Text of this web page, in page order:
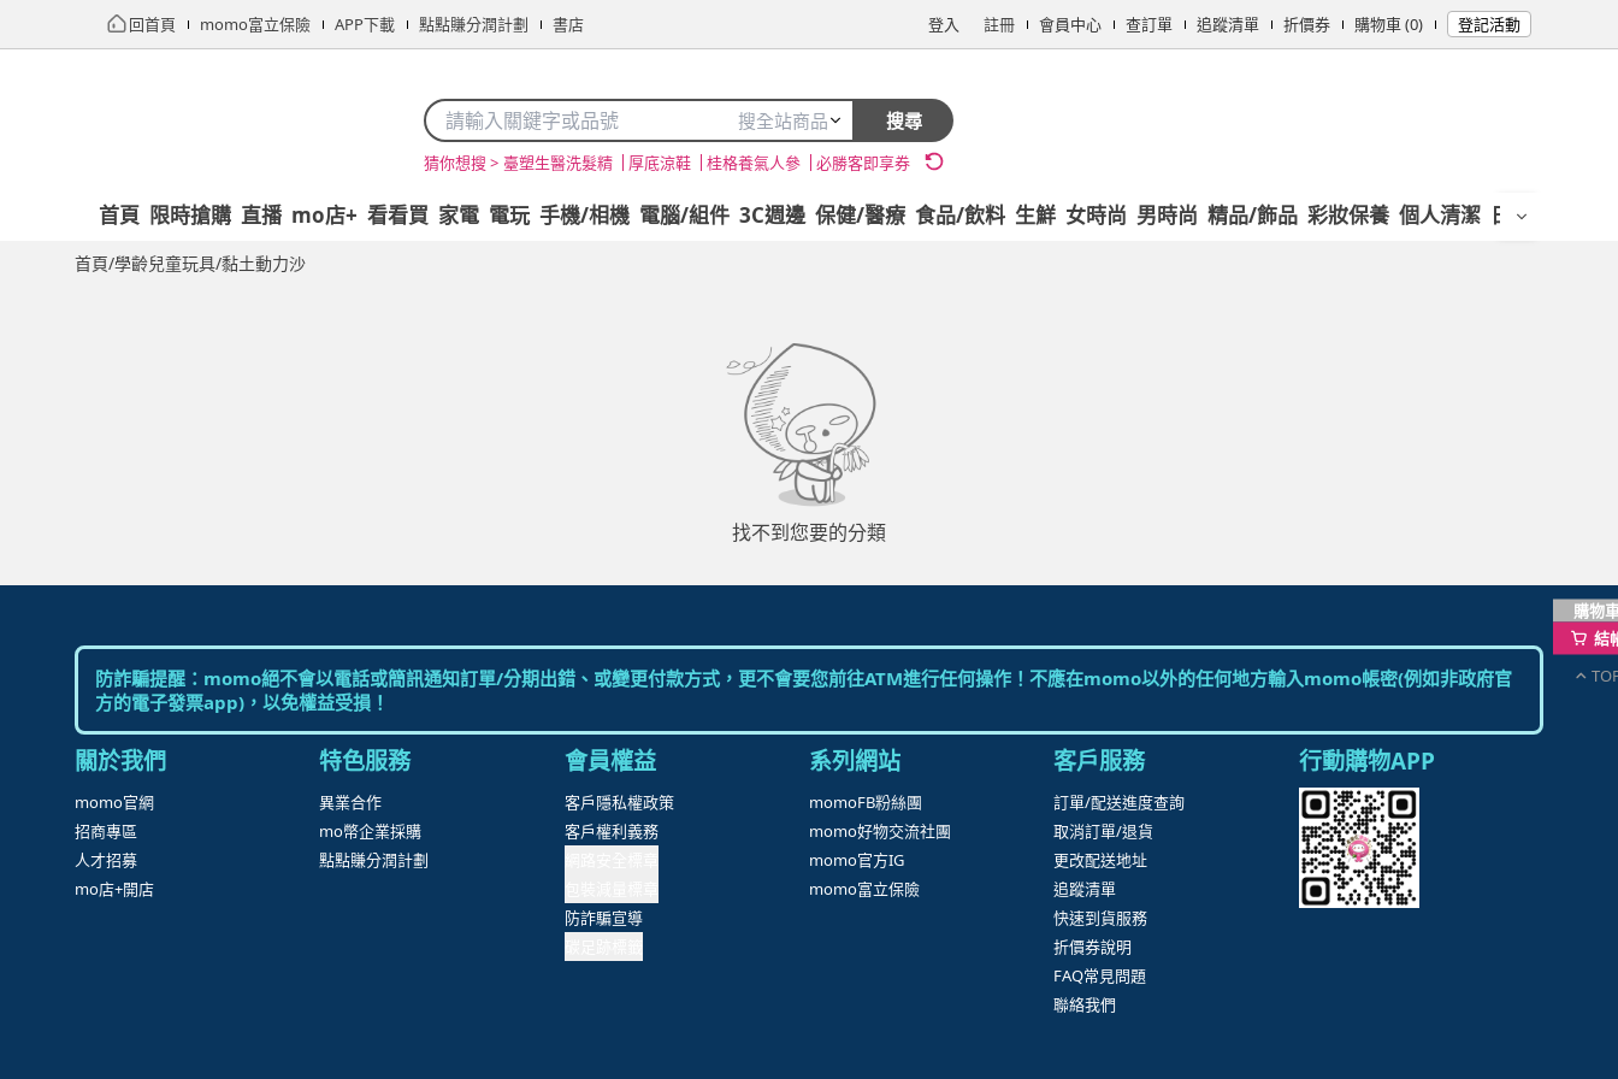
回首頁 momo富立保險 APP下載 點點賺分潤計劃 書店 登入 註冊 會員中心 查訂單 追蹤清單 折價券 購物車 (0) 登記活動
搜全站商品 搜尋
猜你想搜 > 臺塑生醫洗髮精 厚底涼鞋 桂格養氣人參 必勝客即享券
首頁 限時搶購 直播 mo店+ 看看買 家電 電玩 手機/相機 電腦/組件 3C週邊 保健/醫療 食品/飲料 生鮮 女時尚 男時尚 精品/飾品 彩妝保養 個人清潔 日用/紙品
首頁/學齡兒童玩具/黏土動力沙
找不到您要的分類
購物
結
防詐騙提醒：momo絕不會以電話或簡訊通知訂單/分期出錯、或變更付款方式，更不會要您前往ATM進行任何操作！不應在momo以外的任何地方輸入momo帳密(例如非政府官
方的電子發票app)，以免權益受損！
關於我們
momo官網
招商專區
人才招募
mo店+開店
特色服務
異業合作
mo幣企業採購
點點賺分潤計劃
會員權益
客戶隱私權政策
客戶權利義務
防詐騙宣導
系列網站
momoFB粉絲團
momo好物交流社團
momo官方IG
momo富立保險
客戶服務
訂單/配送進度查詢
取消訂單/退貨
更改配送地址
追蹤清單
快速到貨服務
折價券說明
FAQ常見問題
聯絡我們
行動購物APP